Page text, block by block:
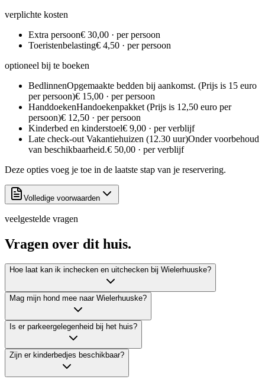
verplichte kosten
Extra persoon€ 30,00 · per persoon
Toeristenbelasting€ 4,50 · per persoon
optioneel bij te boeken
BedlinnenOpgemaakte bedden bij aankomst. (Prijs is 15 euro
per persoon)€ 15,00 · per persoon
HanddoekenHandoekenpakket (Prijs is 12,50 euro per
persoon)€ 12,50 · per persoon
Kinderbed en kinderstoel€ 9,00 · per verblijf
Late check-out Vakantiehuizen (12.30 uur)Onder voorbehoud
van beschikbaarheid.€ 50,00 · per verblijf
Deze opties voeg je toe in de laatste stap van je reservering.
Volledige voorwaarden
veelgestelde vragen
Vragen over dit huis.
Hoe laat kan ik inchecken en uitchecken bij Wielerhuuske?
Mag mijn hond mee naar Wielerhuuske?
Is er parkeergelegenheid bij het huis?
Zijn er kinderbedjes beschikbaar?